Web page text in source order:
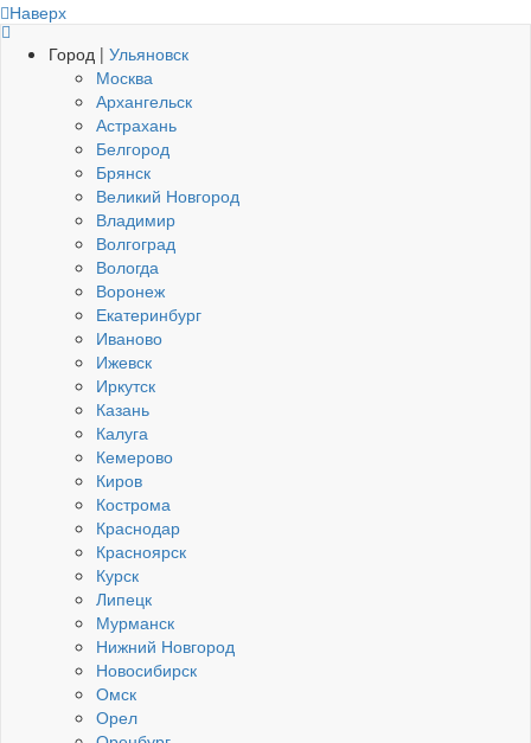
Наверх
Город | Ульяновск
Москва
Архангельск
Астрахань
Белгород
Брянск
Великий Новгород
Владимир
Волгоград
Вологда
Воронеж
Екатеринбург
Иваново
Ижевск
Иркутск
Казань
Калуга
Кемерово
Киров
Кострома
Краснодар
Красноярск
Курск
Липецк
Мурманск
Нижний Новгород
Новосибирск
Омск
Орел